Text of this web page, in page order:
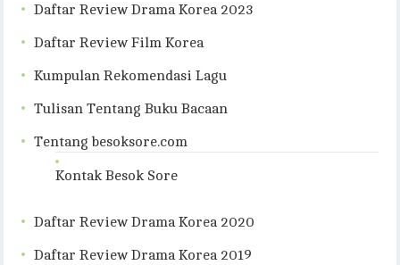
Daftar Review Drama Korea 2023
Daftar Review Film Korea
Kumpulan Rekomendasi Lagu
Tulisan Tentang Buku Bacaan
Tentang besoksore.com
Kontak Besok Sore
Daftar Review Drama Korea 2020
Daftar Review Drama Korea 2019